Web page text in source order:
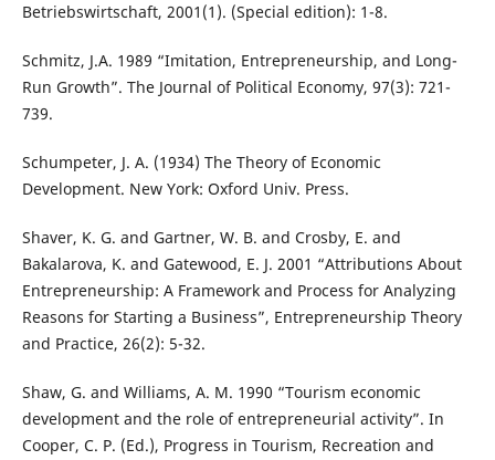
Betriebswirtschaft, 2001(1). (Special edition): 1-8.
Schmitz, J.A. 1989 “Imitation, Entrepreneurship, and Long-
Run Growth”. The Journal of Political Economy, 97(3): 721-
739.
Schumpeter, J. A. (1934) The Theory of Economic
Development. New York: Oxford Univ. Press.
Shaver, K. G. and Gartner, W. B. and Crosby, E. and
Bakalarova, K. and Gatewood, E. J. 2001 “Attributions About
Entrepreneurship: A Framework and Process for Analyzing
Reasons for Starting a Business”, Entrepreneurship Theory
and Practice, 26(2): 5-32.
Shaw, G. and Williams, A. M. 1990 “Tourism economic
development and the role of entrepreneurial activity”. In
Cooper, C. P. (Ed.), Progress in Tourism, Recreation and